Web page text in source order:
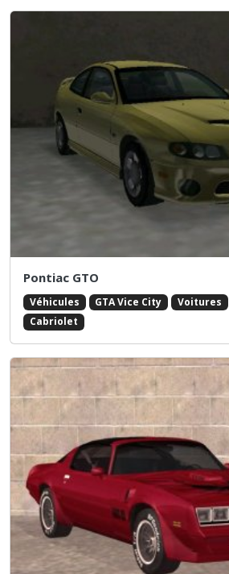
Pontiac GTO
Véhicules GTA Vice City Voitures
Cabriolet